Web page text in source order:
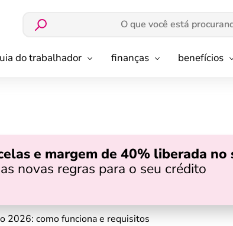
do trabalhador finanças benefícios
e margem de 40% liberada no
novas regras para o seu crédito
2026: como funciona e requisitos